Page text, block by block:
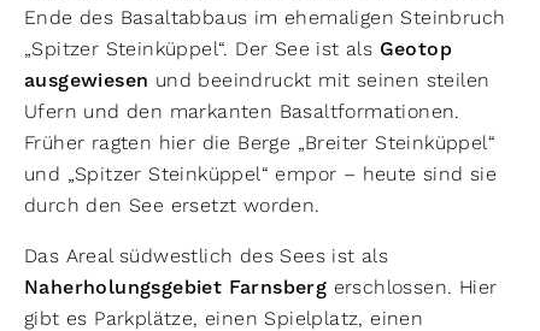
Ende des Basaltabbaus im ehemaligen Steinbruch
„Spitzer Steinküppel“. Der See ist als Geotop
ausgewiesen und beeindruckt mit seinen steilen
Ufern und den markanten Basaltformationen.
Früher ragten hier die Berge „Breiter Steinküppel“
und „Spitzer Steinküppel“ empor – heute sind sie
durch den See ersetzt worden.
Das Areal südwestlich des Sees ist als
Naherholungsgebiet Farnsberg erschlossen. Hier
gibt es Parkplätze, einen Spielplatz, einen